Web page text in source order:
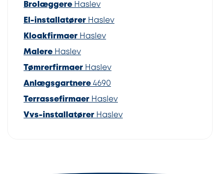
Brolæggere Haslev
El-installatører Haslev
Kloakfirmaer Haslev
Malere Haslev
Tømrerfirmaer Haslev
Anlægsgartnere 4690
Terrassefirmaer Haslev
Vvs-installatører Haslev